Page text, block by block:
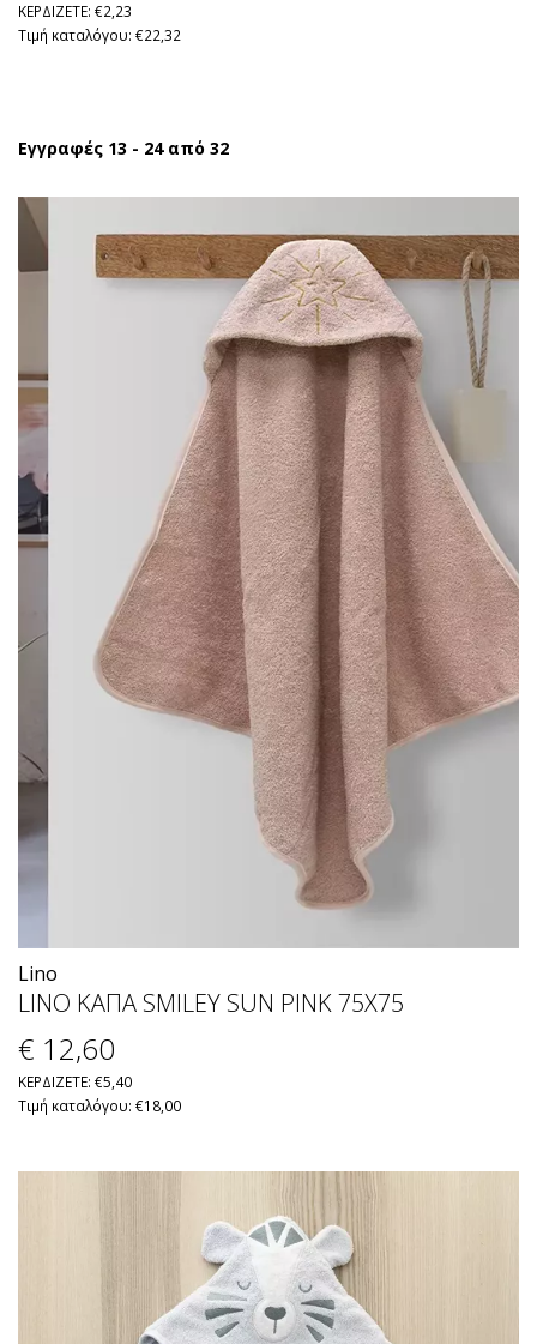
ΚΕΡΔΙΖΕΤΕ: €2,23
Τιμή καταλόγου: €22,32
Εγγραφές 13 - 24 από 32
Lino
LINO ΚΑΠΑ SMILEY SUN PINK 75X75
€ 12,60
ΚΕΡΔΙΖΕΤΕ: €5,40
Τιμή καταλόγου: €18,00